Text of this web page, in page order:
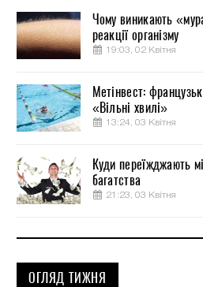
Чому виникають
реакції організму
19:03, 02 Квітня
Метінвест:
«Вільні хвилі»
13:24, 03 Квітня
Куди переїжджають
багатства
21:23, 03 Квітня
ОГЛЯД ТИЖНЯ